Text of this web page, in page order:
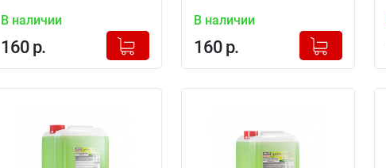
В наличии
160 р.
+
Добавлено в корзину
В наличии
160 р.
+
Добавлено в корзину